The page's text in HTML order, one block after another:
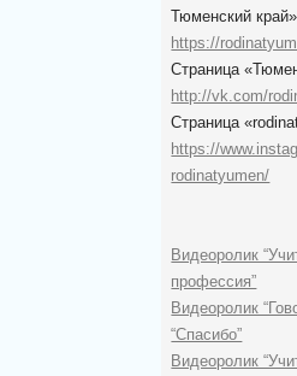
Тюменский край»
https://
Cтраница
http://vk.com/
Cтраница
https://
rodinatyumen/
Видеоролик
профессия”
Видеоролик
“Спасибо”
Видеоролик